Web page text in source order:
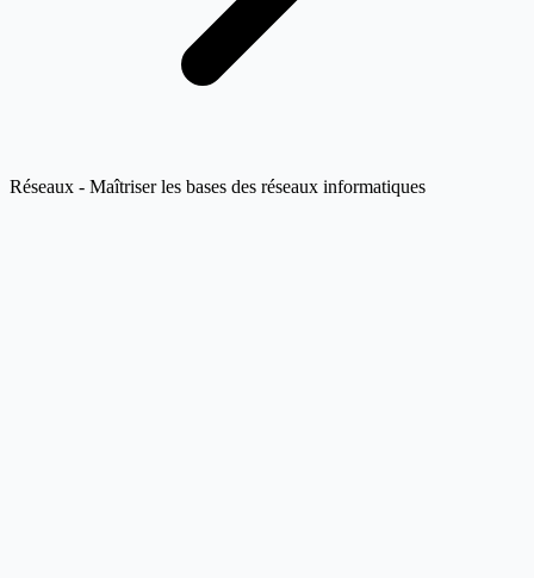
Réseaux - Maîtriser les bases des réseaux informatiques